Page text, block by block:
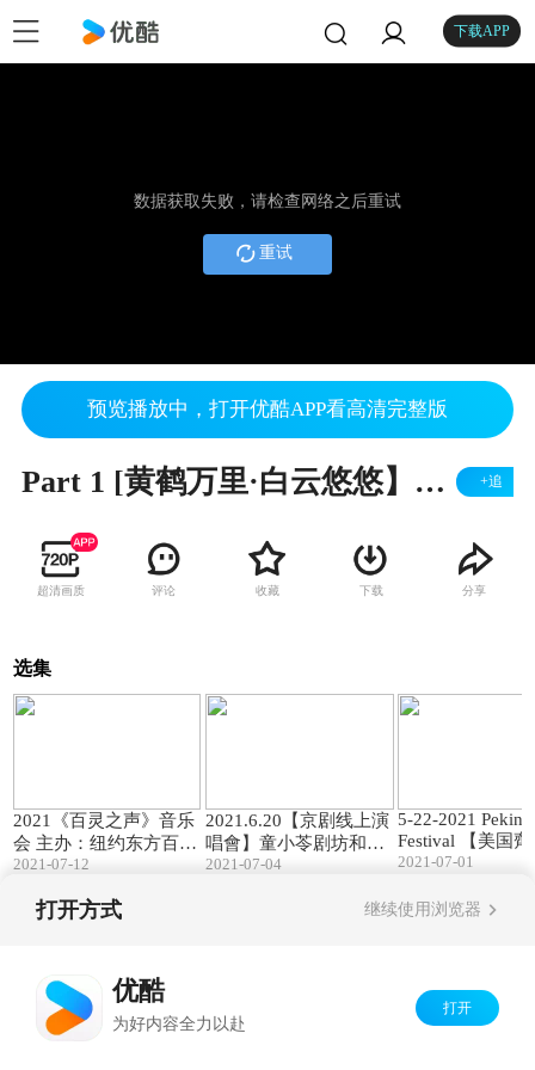
下载APP
数据获取失败，请检查网络之后重试
重试
预览播放中，打开优酷APP看高清完整版
Part 1 [黄鹤万里·白云悠悠】2019 湖北乡亲新年联欢晚会 +追
超清画质 评论 收藏 下载 分享
选集
2021《百灵之声》音乐
会 主办：纽约东方百灵
艺术团 团长：邵玮玲
导：张冬妮
2021-07-12
2021.6.20【京剧线上演
唱會】童小苓剧坊和您
携手呈献抗疫特别节目
2021-07-04
5-22-2021
Festival 【美国齊淑芳京
劇團綫上演出實
2021-07-01
打开方式 继续使用浏览器
优酷
为好内容全力以赴
打开